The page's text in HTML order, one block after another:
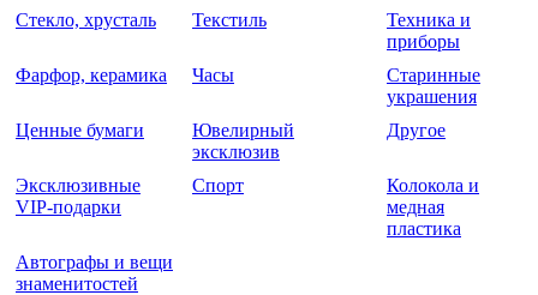
Стекло, хрусталь
Текстиль
Техника и
приборы
Фарфор, керамика
Часы
Старинные
украшения
Ценные бумаги
Ювелирный
эксклюзив
Другое
Эксклюзивные
VIP-подарки
Спорт
Колокола и
медная
пластика
Автографы и вещи
знаменитостей